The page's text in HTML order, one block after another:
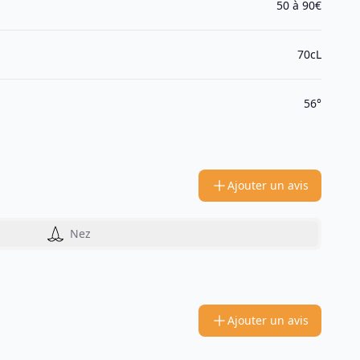
50 à 90€
70cL
56°
Ajouter un avis
Nez
Ajouter un avis